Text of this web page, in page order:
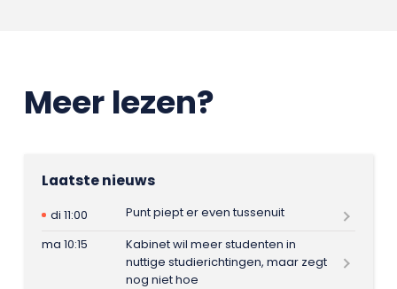
Meer lezen?
Laatste nieuws
di 11:00
Punt piept er even tussenuit
ma 10:15
Kabinet wil meer studenten in
nuttige studierichtingen, maar zegt
nog niet hoe